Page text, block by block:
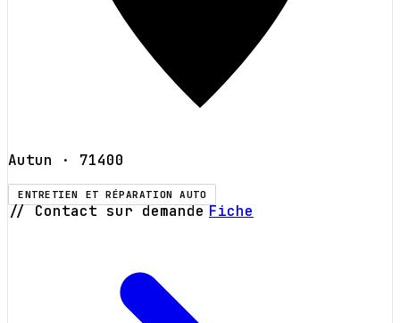
Autun · 71400
ENTRETIEN ET RÉPARATION AUTO
// Contact sur demande Fiche